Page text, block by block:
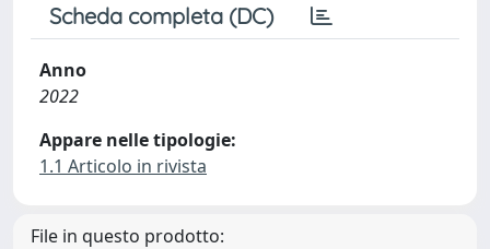
Scheda completa (DC)
Anno
2022
Appare nelle tipologie:
1.1 Articolo in rivista
File in questo prodotto: